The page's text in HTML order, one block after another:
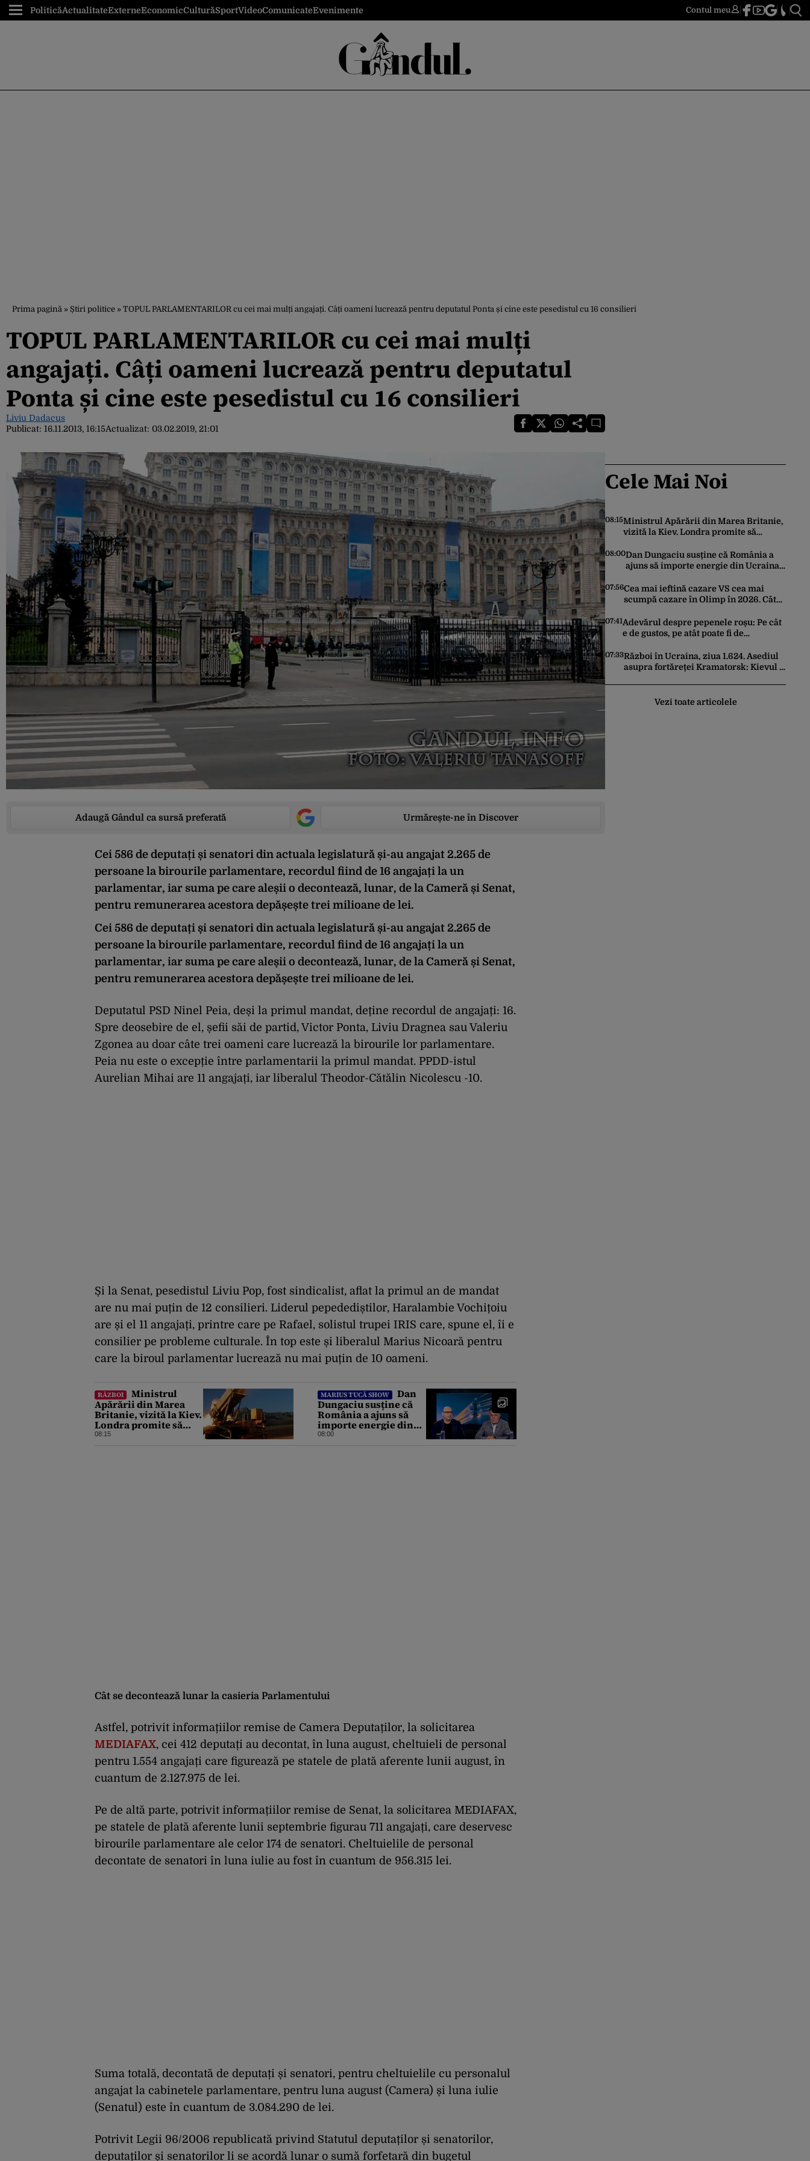
PoliticăActualitateExterneEconomicCulturăSportVideoComunicateEvenimente Contul meu
Prima pagină » Știri politice » TOPUL PARLAMENTARILOR cu cei mai mulți angajați. Câți oameni lucrează pentru deputatul Ponta și cine este pesedistul cu 16 consilieri
TOPUL PARLAMENTARILOR cu cei mai mulți
angajați. Câți oameni lucrează pentru deputatul
Ponta și cine este pesedistul cu 16 consilieri
Liviu Dadacus
Publicat: 16.11.2013, 16:15Actualizat: 03.02.2019, 21:01
Adaugă Gândul ca sursă preferată Urmărește-ne în Discover
Cei 586 de deputați și senatori din actuala legislatură și-au angajat 2.265 de
persoane la birourile parlamentare, recordul fiind de 16 angajați la un
parlamentar, iar suma pe care aleșii o decontează, lunar, de la Cameră și Senat,
pentru remunerarea acestora depășește trei milioane de lei.
Cei 586 de deputați și senatori din actuala legislatură și-au angajat 2.265 de
persoane la birourile parlamentare, recordul fiind de 16 angajați la un
parlamentar, iar suma pe care aleșii o decontează, lunar, de la Cameră și Senat,
pentru remunerarea acestora depășește trei milioane de lei.
Deputatul PSD Ninel Peia, deși la primul mandat, deține recordul de angajați: 16.
Spre deosebire de el, șefii săi de partid, Victor Ponta, Liviu Dragnea sau Valeriu
Zgonea au doar câte trei oameni care lucrează la birourile lor parlamentare.
Peia nu este o excepție între parlamentarii la primul mandat. PPDD-istul
Aurelian Mihai are 11 angajați, iar liberalul Theodor-Cătălin Nicolescu -10.
Și la Senat, pesedistul Liviu Pop, fost sindicalist, aflat la primul an de mandat
are nu mai puțin de 12 consilieri. Liderul pepedediștilor, Haralambie Vochițoiu
are și el 11 angajați, printre care pe Rafael, solistul trupei IRIS care, spune el, îi e
consilier pe probleme culturale. În top este și liberalul Marius Nicoară pentru
care la biroul parlamentar lucrează nu mai puțin de 10 oameni.
RĂZBOI
Ministrul
Apărării din Marea
Britanie, vizită la Kiev.
Londra promite să
sprijine Ucraina cu tot
08:15
MARIUS TUCĂ SHOW
Dan
Dungaciu susține că
România a ajuns să
importe energie din
Ucraina din cauza
08:00
Cât se decontează lunar la casieria Parlamentului
Astfel, potrivit informațiilor remise de Camera Deputaților, la solicitarea
MEDIAFAX, cei 412 deputați au decontat, în luna august, cheltuieli de personal
pentru 1.554 angajați care figurează pe statele de plată aferente lunii august, în
cuantum de 2.127.975 de lei.
Pe de altă parte, potrivit informațiilor remise de Senat, la solicitarea MEDIAFAX,
pe statele de plată aferente lunii septembrie figurau 711 angajați, care deservesc
birourile parlamentare ale celor 174 de senatori. Cheltuielile de personal
decontate de senatori în luna iulie au fost în cuantum de 956.315 lei.
Suma totală, decontată de deputați și senatori, pentru cheltuielile cu personalul
angajat la cabinetele parlamentare, pentru luna august (Camera) și luna iulie
(Senatul) este în cuantum de 3.084.290 de lei.
Potrivit Legii 96/2006 republicată privind Statutul deputaților și senatorilor,
deputaților și senatorilor li se acordă lunar o sumă forfetară din bugetul
Cele Mai Noi
08:15Ministrul Apărării din Marea Britanie,
vizită la Kiev. Londra promite să
08:00Dan Dungaciu susține că România a
ajuns să importe energie din Ucraina
bilanțul politic al ultimilor ani
07:56Cea mai ieftină cazare VS cea mai
scumpă cazare în Olimp în 2026. Cât
07:41Adevărul despre pepenele roșu: Pe cât
e de gustos, pe atât poate fi de
doctorul Mihail Pautov
07:33Război în Ucraina, ziua 1.624. Asediul
asupra fortăreței Kramatorsk: Kievul a
Vezi toate articolele